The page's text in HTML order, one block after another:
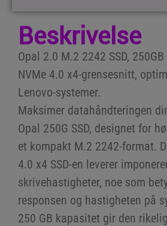
Beskrivelse
Opal 2.0 M.2 2242 SSD,
NVMe 4.0 x4-grensesnitt,
Lenovo-systemer.
Maksimer datahåndteringen
Opal 250G SSD, designet for
et kompakt M.2 2242-format.
4.0 x4 SSD-en leverer
skrivehastigheter, noe som
responsen og hastigheten på
250 GB kapasitet gir den